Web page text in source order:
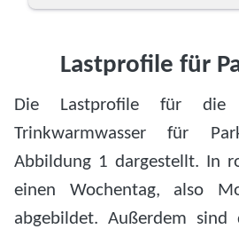
Lastprofile für
Die Lastprofile für die
Trinkwarmwasser für
Abbildung 1 dargestellt. In
einen Wochentag, also
abgebildet. Außerdem